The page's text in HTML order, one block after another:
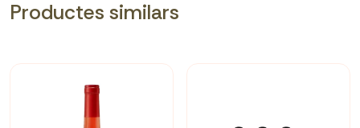
Productes similars